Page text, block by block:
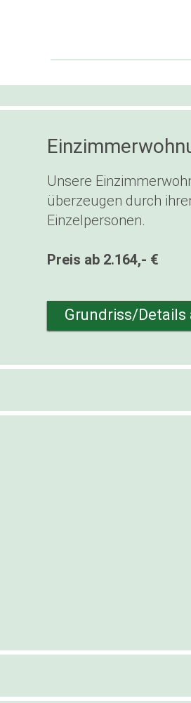
Unsere
überzeugen durch
Einzelpersonen.
Preis ab 2.164,- €
Grundriss/Details